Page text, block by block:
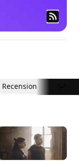
Recensioni Video